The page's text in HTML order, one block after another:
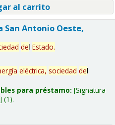
al carrito
Antonio Oeste,
del Estado.
eléctrica, sociedad del
para préstamo: Signatura
(1).